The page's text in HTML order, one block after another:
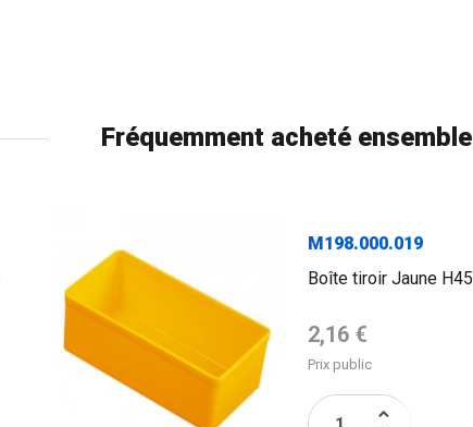
Fréquemment acheté ensemble
M198.000.019
Boîte tiroir Jaune H45
Prix de base
2,16 €
Prix public
keyboard_arrow_up